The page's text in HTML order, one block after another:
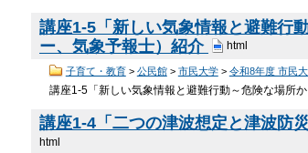
講座1-5「新しい気象情報と避難行
ー、気象予報士）紹介
html
子育て・教育> 公民館> 市民大学> 令和8年度 市民
講座1-5「新しい気象情報と避難行動～危険な場所
講座1-4「二つの津波想定と津波
html